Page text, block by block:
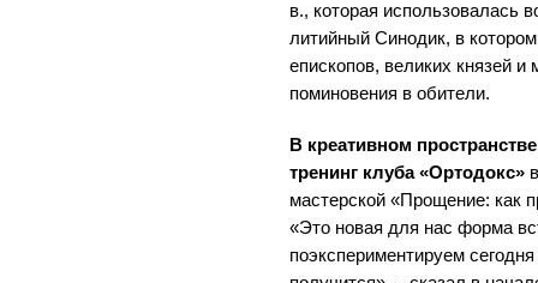
в., которая использовалась
литийный Синодик, в
епископов, великих князей
поминовения в обители.
В креативном
тренинг клуба «Ортодокс»
мастерской «Прощение: как
«Это новая для нас форма
поэкспериментируем